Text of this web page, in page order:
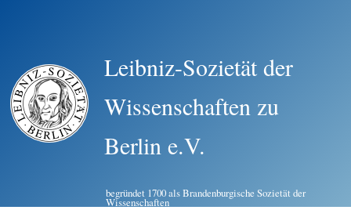
Leibniz-Sozietät der
Wissenschaften zu
Berlin e.V.
begründet 1700 als Brandenburgische Sozietät der
Wissenschaften